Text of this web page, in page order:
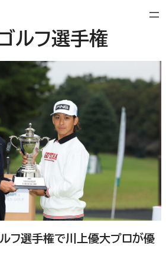
ルフ選手権
フ選手権で川上優大プロが優